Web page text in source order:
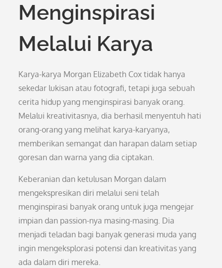
Menginspirasi
Melalui Karya
Karya-karya Morgan Elizabeth Cox tidak hanya
sekedar lukisan atau fotografi, tetapi juga sebuah
cerita hidup yang menginspirasi banyak orang.
Melalui kreativitasnya, dia berhasil menyentuh hati
orang-orang yang melihat karya-karyanya,
memberikan semangat dan harapan dalam setiap
goresan dan warna yang dia ciptakan.
Keberanian dan ketulusan Morgan dalam
mengekspresikan diri melalui seni telah
menginspirasi banyak orang untuk juga mengejar
impian dan passion-nya masing-masing. Dia
menjadi teladan bagi banyak generasi muda yang
ingin mengeksplorasi potensi dan kreativitas yang
ada dalam diri mereka.